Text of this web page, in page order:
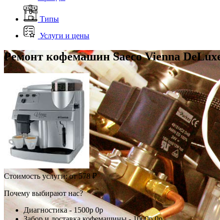
Типы
Услуги и цены
Ремонт кофемашин Saeco Vienna
Стоимость услуги:от 578 ₽
Почему выбирают нас?
Диагностика - 1500р0р